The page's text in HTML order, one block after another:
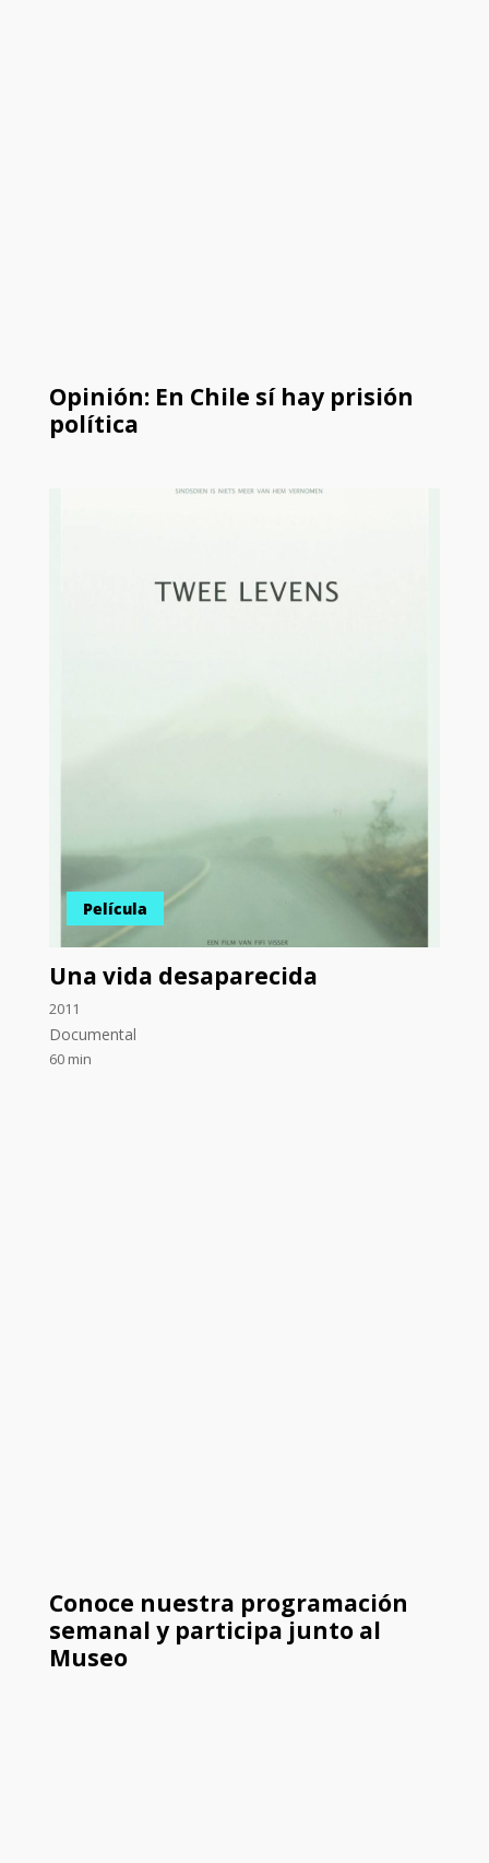
Opinión: En Chile sí hay prisión
política
Película
Una vida desaparecida
2011
Documental
60 min
Conoce nuestra programación
semanal y participa junto al
Museo